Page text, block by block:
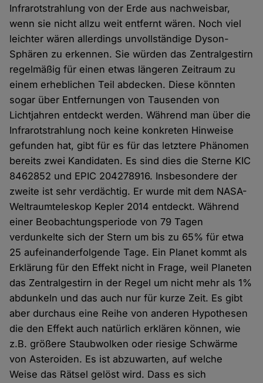
Infrarotstrahlung von der Erde aus nachweisbar,
wenn sie nicht allzu weit entfernt wären. Noch viel
leichter wären allerdings unvollständige Dyson-
Sphären zu erkennen. Sie würden das Zentralgestirn
regelmäßig für einen etwas längeren Zeitraum zu
einem erheblichen Teil abdecken. Diese könnten
sogar über Entfernungen von Tausenden von
Lichtjahren entdeckt werden. Während man über die
Infrarotstrahlung noch keine konkreten Hinweise
gefunden hat, gibt für es für das letztere Phänomen
bereits zwei Kandidaten. Es sind dies die Sterne KIC
8462852 und EPIC 204278916. Insbesondere der
zweite ist sehr verdächtig. Er wurde mit dem NASA-
Weltraumteleskop Kepler 2014 entdeckt. Während
einer Beobachtungsperiode von 79 Tagen
verdunkelte sich der Stern um bis zu 65% für etwa
25 aufeinanderfolgende Tage. Ein Planet kommt als
Erklärung für den Effekt nicht in Frage, weil Planeten
das Zentralgestirn in der Regel um nicht mehr als 1%
abdunkeln und das auch nur für kurze Zeit. Es gibt
aber durchaus eine Reihe von anderen Hypothesen
die den Effekt auch natürlich erklären können, wie
z.B. größere Staubwolken oder riesige Schwärme
von Asteroiden. Es ist abzuwarten, auf welche
Weise das Rätsel gelöst wird. Dass es sich